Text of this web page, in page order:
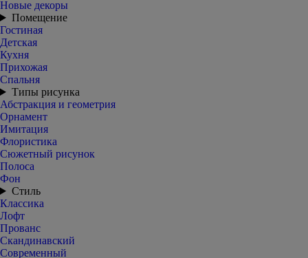
Новые декоры
Помещение
Гостиная
Детская
Кухня
Прихожая
Спальня
Типы рисунка
Абстракция и геометрия
Орнамент
Имитация
Флористика
Сюжетный рисунок
Полоса
Фон
Стиль
Классика
Лофт
Прованс
Скандинавский
Современный